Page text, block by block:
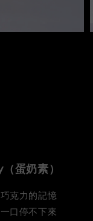
（蛋奶素）
克力的記憶
口停不下來